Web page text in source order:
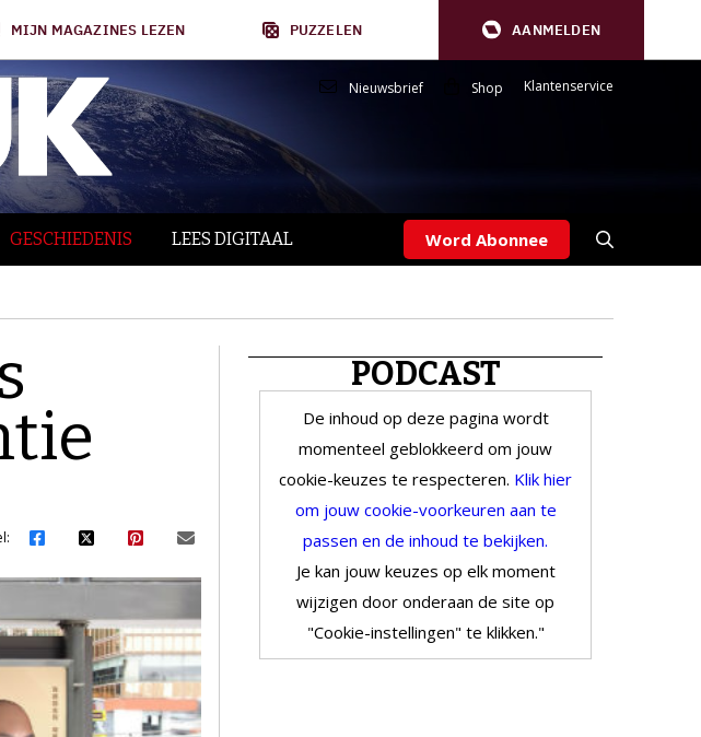
MIJN MAGAZINES LEZEN PUZZELEN AANMELDEN
Nieuwsbrief Shop Klantenservice
GESCHIEDENIS LEES DIGITAAL Word Abonnee
PODCAST
De inhoud op deze pagina wordt
momenteel geblokkeerd om jouw
cookie-keuzes te respecteren. Klik hier
om jouw cookie-voorkeuren aan te
passen en de inhoud te bekijken.
Je kan jouw keuzes op elk moment
wijzigen door onderaan de site op
"Cookie-instellingen" te klikken."